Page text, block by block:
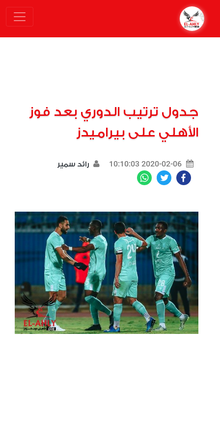
جدول ترتيب الدوري بعد فوز
الأهلي على بيراميدز
2020-02-06 10:10:03 رائد سمير
Facebook
Twitter